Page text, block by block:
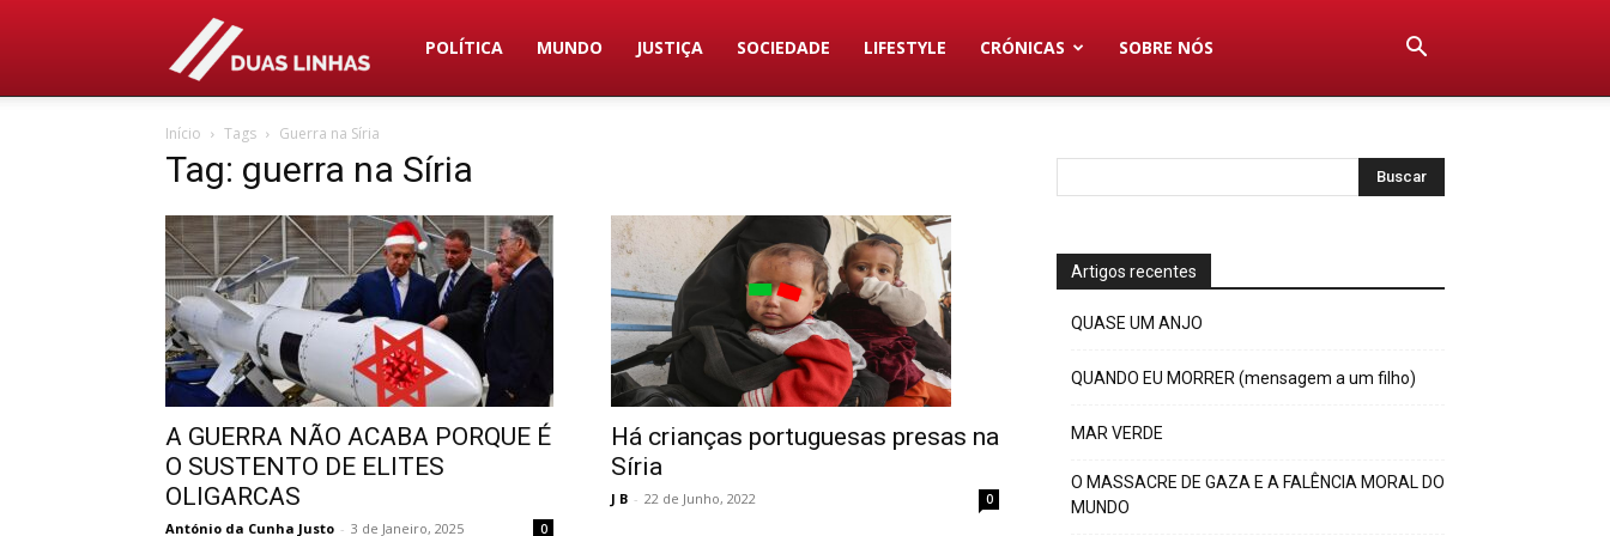
Duas
POLÍTICA MUNDO JUSTIÇA SOCIEDADE LIFESTYLE CRÓNICAS SOBRE NÓS
Início Tags Guerra na Síria
Tag: guerra na Síria
A GUERRA NÃO ACABA PORQUE É
O SUSTENTO DE ELITES
OLIGARCAS
António da Cunha Justo - 3 de Janeiro, 2025 0
Há crianças portuguesas presas na
Síria
J B - 22 de Junho, 2022 0
Artigos recentes
QUASE UM ANJO
QUANDO EU MORRER (mensagem a um filho)
MAR VERDE
O MASSACRE DE GAZA E A FALÊNCIA MORAL DO
MUNDO